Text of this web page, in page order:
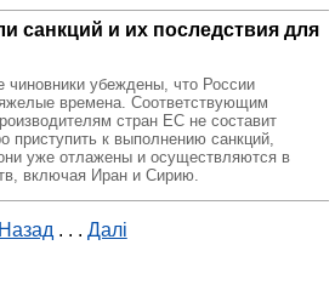
санкций и их последствия для
чиновники убеждены, что России
времена. Соответствующим
стран ЕС не составит
приступить к выполнению санкций,
уже отлажены и осуществляются в
включая Иран и Сирию.
Назад . . . Далі